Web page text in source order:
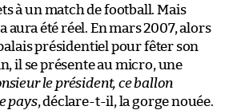
à un match de football. Mais
aura été réel. En mars 2007, alors
présidentiel pour fêter son
il se présente au micro, une
le président, ce ballon
pays, déclare-t-il, la gorge nouée.